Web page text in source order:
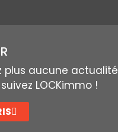
plus aucune actualité
LOCKimmo !